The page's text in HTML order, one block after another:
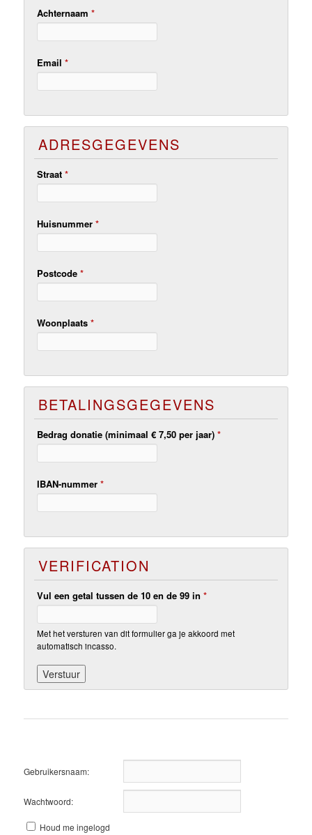
Achternaam *
Email *
ADRESGEGEVENS
Straat *
Huisnummer *
Postcode *
Woonplaats *
BETALINGSGEGEVENS
Bedrag donatie (minimaal € 7,50 per jaar) *
IBAN-nummer *
VERIFICATION
Vul een getal tussen de 10 en de 99 in *
Met het versturen van dit formulier ga je akkoord met
automatisch incasso.
Gebruikersnaam:
Wachtwoord:
Houd me ingelogd